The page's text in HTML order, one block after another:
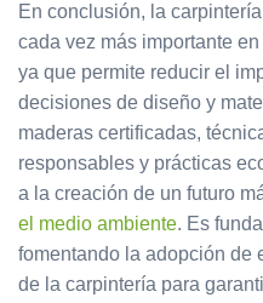
En conclusión, la
cada vez más importante
ya que permite reducir el
decisiones de diseño y
maderas certificadas,
responsables y prácticas
a la creación de un futuro
el medio ambiente. Es
fomentando la adopción de
de la carpintería para